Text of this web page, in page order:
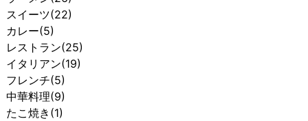
スイーツ(22)
カレー(5)
レストラン(25)
イタリアン(19)
フレンチ(5)
中華料理(9)
たこ焼き (1)